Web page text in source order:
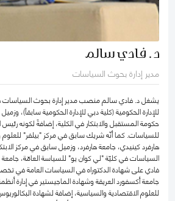
د. فادي سالم
مدير إدارة بحوث السياسات
يشغل د. فادي سالم منصب مدير إدارة بحوث
للإدارة الحكومية (كلية دبي للإدارة الحكومية سابقاً)،
حكومة المستقبل والابتكار في الكلية، إضافةً لكونه
للسياسات. كما أنّه شريك سابق في مركز "بيلفر" للعلوم
هارفرد كينيدي، جامعة هارفرد، وزميل سابق في مركز
السياسات في كليّة "لي كوان يو" للسياسة العامّة،
فادي على شهادة الدكتوراه في السياسات العامة في
جامعة أكسفورد العريقة وشهادة الماجيستير في إدارة
للعلوم الاقتصادية والسياسية، إضافة لشهادة